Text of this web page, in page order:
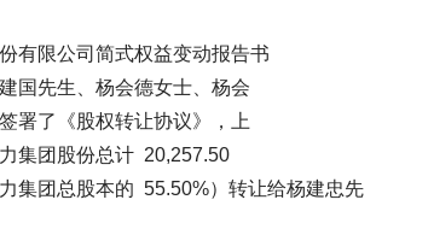
公司简式权益变动报告书
杨会德女士、杨会
权转让协议》，上
份总计 20,257.50
总股本的 55.50%）转让给杨建忠先